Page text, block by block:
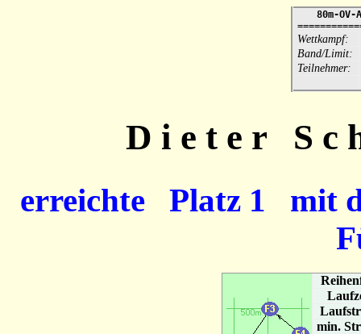
80m-OV-
Wettkampf:
Band/Limit:
Teilnehmer:
D i e t e r S
erreichte Platz 1 mit
min.